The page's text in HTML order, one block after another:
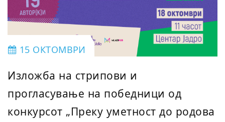
15 ОКТОМВРИ
Изложба на стрипови и
прогласување на победници од
конкурсот „Преку уметност до родова